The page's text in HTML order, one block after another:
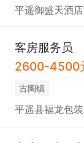
平遥御盛天酒
客房服务员
2600-4500
古陶镇
平遥县福龙包